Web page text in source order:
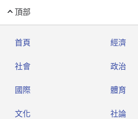
頂部
首頁 經濟
社會 政治
國際 體育
文化 社論